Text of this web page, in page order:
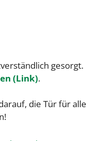
gesorgt.
(Link).
die Tür für alle